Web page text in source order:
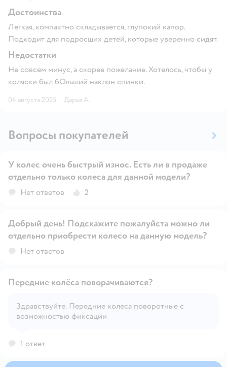
Достоинства
Легкая, компактно складывается, глупокий капор.
Подходит для подросших детей, которые уверенно сидят.
Недостатки
Не совсем минус, а скорее пожелание. Хотелось, чтобы у
коляски был бОльший наклон спинки.
04 августа 2025 · Дарья А.
Вопросы покупателей
Открыть вопрос
У колес очень быстрый износ. Есть ли в продаже
отдельно только колеса для данной модели?
Нет ответов 2
Открыть вопрос
Добрый день! Подскажите пожалуйста можно ли
отдельно приобрести колесо на данную модель?
Нет ответов
Передние колёса поворачиваются?
Здравствуйте. Передние колеса поворотные с
возможностью фиксации
1 ответ